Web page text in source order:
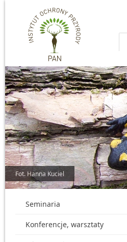
Przejdź do głównej treści
Fot. Hanna Kuciel
Seminaria
Konferencje, warsztaty